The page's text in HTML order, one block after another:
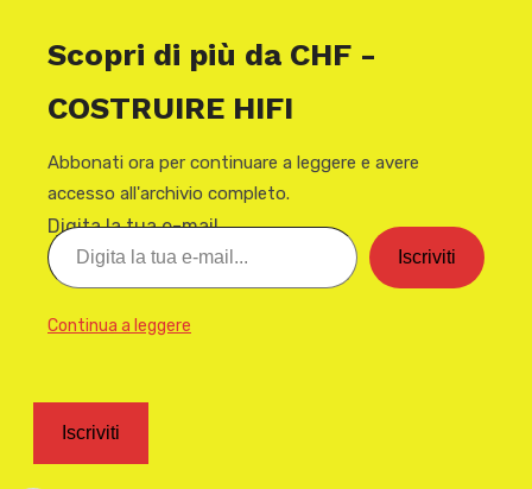
Scopri di più da CHF -
COSTRUIRE HIFI
Abbonati ora per continuare a leggere e avere
accesso all'archivio completo.
Digita la tua e-mail...
Iscriviti
Continua a leggere
Iscriviti